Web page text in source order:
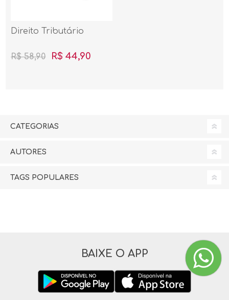
Direito Tributário
R$ 58,90 R$ 44,90
CATEGORIAS
AUTORES
TAGS POPULARES
BAIXE O APP